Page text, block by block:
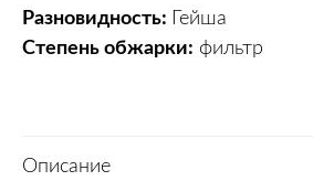
Разновидность:
Гейша
Степень обжарки: фильтр
Описание